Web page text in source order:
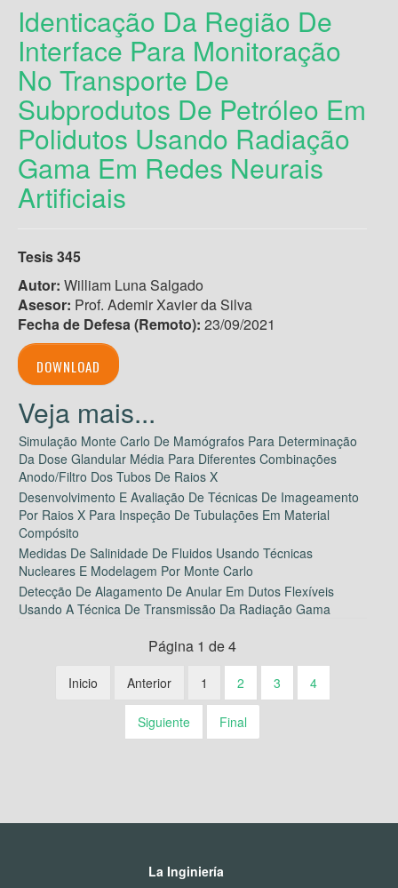
Identicação Da Região De
Interface Para Monitoração
No Transporte De
Subprodutos De Petróleo Em
Polidutos Usando Radiação
Gama Em Redes Neurais
Artificiais
Tesis 345
Autor: William Luna Salgado
Asesor: Prof. Ademir Xavier da Silva
Fecha de Defesa (Remoto): 23/09/2021
DOWNLOAD
Simulação Monte Carlo De Mamógrafos Para Determinação
Da Dose Glandular Média Para Diferentes Combinações
Anodo/Filtro Dos Tubos De Raios X
Desenvolvimento E Avaliação De Técnicas De Imageamento
Por Raios X Para Inspeção De Tubulações Em Material
Compósito
Medidas De Salinidade De Fluidos Usando Técnicas
Nucleares E Modelagem Por Monte Carlo
Detecção De Alagamento De Anular Em Dutos Flexíveis
Usando A Técnica De Transmissão Da Radiação Gama
Página 1 de 4
Inicio Anterior 1 2 3 4
Siguiente Final
La Inginiería